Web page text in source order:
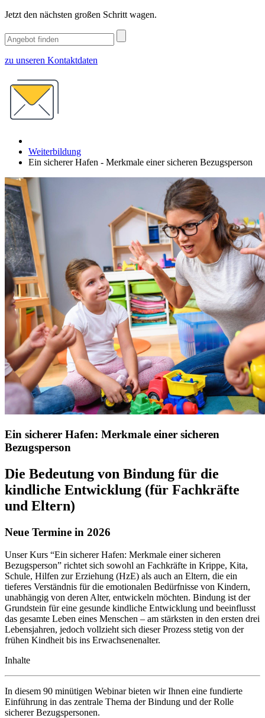
Jetzt den nächsten großen Schritt wagen.
zu unseren Kontaktdaten
Weiterbildung
Ein sicherer Hafen - Merkmale einer sicheren Bezugsperson
Ein sicherer Hafen: Merkmale einer sicheren
Bezugsperson
Die Bedeutung von Bindung für die
kindliche Entwicklung (für Fachkräfte
und Eltern)
Neue Termine in 2026
Unser Kurs “Ein sicherer Hafen: Merkmale einer sicheren
Bezugsperson” richtet sich sowohl an Fachkräfte in Krippe, Kita,
Schule, Hilfen zur Erziehung (HzE) als auch an Eltern, die ein
tieferes Verständnis für die emotionalen Bedürfnisse von Kindern,
unabhängig von deren Alter, entwickeln möchten. Bindung ist der
Grundstein für eine gesunde kindliche Entwicklung und beeinflusst
das gesamte Leben eines Menschen – am stärksten in den ersten drei
Lebensjahren, jedoch vollzieht sich dieser Prozess stetig von der
frühen Kindheit bis ins Erwachsenenalter.
Inhalte
In diesem 90 minütigen Webinar bieten wir Ihnen eine fundierte
Einführung in das zentrale Thema der Bindung und der Rolle
sicherer Bezugspersonen.